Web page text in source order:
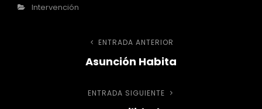
Categorías
Intervención
Navegación
entradas
Entrada
anterior
ENTRADA ANTERIOR
Asunción Habita
Entrada
ENTRADA SIGUIENTE